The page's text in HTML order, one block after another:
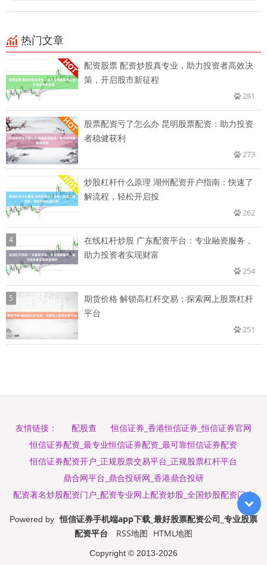
热门文章
配资股票 配资炒股真专业，助力投资者高效决
策，开启股市新征程
281
股票配资亏了怎么办 昆明股票配资：助力投资
者稳健获利
273
炒股杠杆什么原理 湖州配资开户指南：快速了
解流程，轻松开启投
262
4
在线杠杆炒股 广东配资平台：专业融资服务，
助力投资者实现财富
254
5
期货价格 解锁高杠杆交易：探索网上股票杠杆
平台
251
友情链接： 配股查
恒信证券_香港恒信证券_恒信证券官网
恒信证券配资_最专业恒信证券配资_最可靠恒信证券配资
恒信证券配资开户_正规股票交易平台_正规股票杠杆平台
鼎合网平台_鼎合投研网_香港鼎合投研
配资著名炒股配资门户_配资专业网上配资炒股_全国炒股配资门户
Powered by 恒信证券手机端app下载_最好股票配资公司_专业股票
配资平台
RSS地图 HTML地图
Copyright © 2013-2026